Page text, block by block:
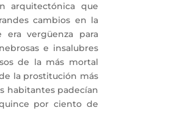
arquitectónica que
cambios en la
vergüenza para
e insalubres
de la más mortal
la prostitución más
habitantes padecían
por ciento de